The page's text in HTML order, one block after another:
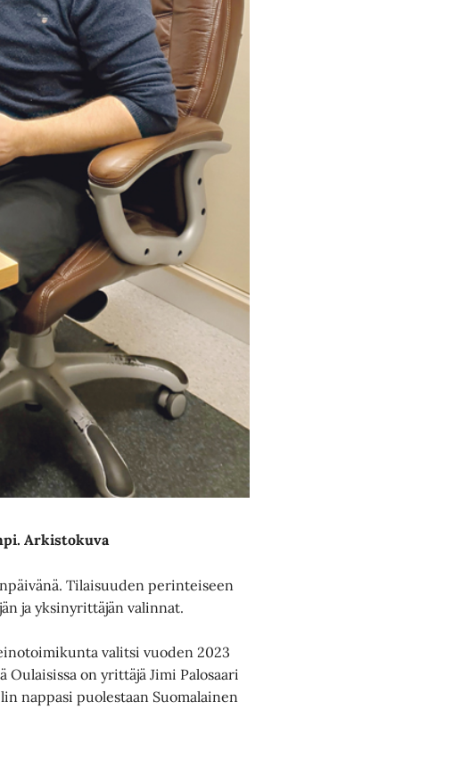
Arkistokuva
Tilaisuuden perinteiseen
ja yksinyrittäjän valinnat.
valitsi vuoden 2023
on yrittäjä Jimi Palosaari
nappasi puolestaan Suomalainen